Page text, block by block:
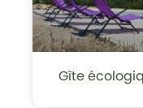
Gîte